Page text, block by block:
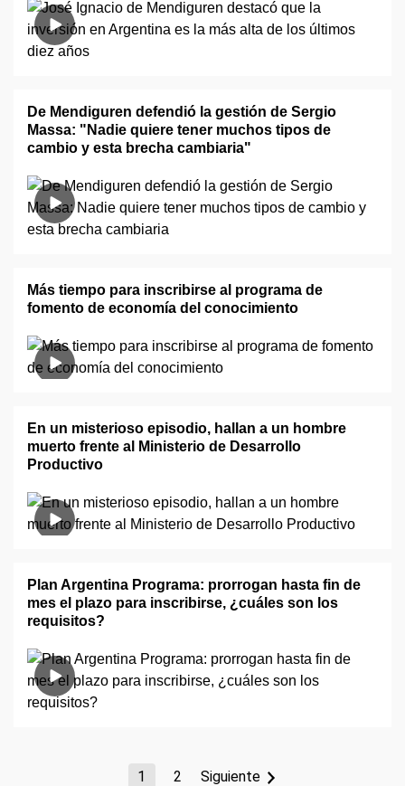
De Mendiguren defendió la gestión de Sergio
Massa: "Nadie quiere tener muchos tipos de
cambio y esta brecha cambiaria"
Más tiempo para inscribirse al programa de
fomento de economía del conocimiento
En un misterioso episodio, hallan a un hombre
muerto frente al Ministerio de Desarrollo
Productivo
Plan Argentina Programa: prorrogan hasta fin de
mes el plazo para inscribirse, ¿cuáles son los
requisitos?
1 2 Siguiente